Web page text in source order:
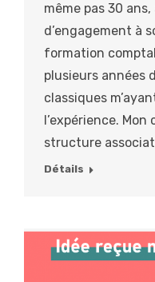
même pas 30
d’engagement à
formation
plusieurs années
classiques
l’expérience.
structure
Détails